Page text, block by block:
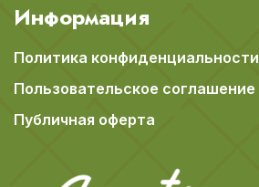
Информация
Политика конфиденциальности
Пользовательское соглашение
Публичная оферта